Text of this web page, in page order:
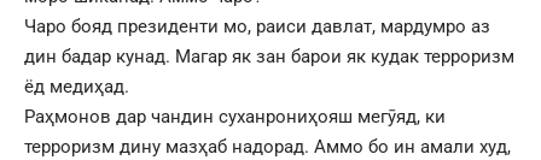
Чаро бояд президенти мо, раиси давлат, мардумро аз
дин бадар кунад. Магар як зан барои як кудак терроризм
ёд медиҳад.
Раҳмонов дар чандин суханрониҳояш мегӯяд, ки
терроризм дину мазҳаб надорад. Аммо бо ин амали худ,